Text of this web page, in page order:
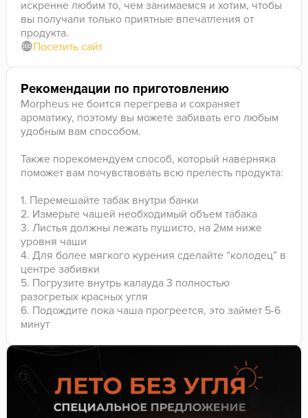
искренне любим то, чем занимаемся и хотим, чтобы
вы получали только приятные впечатления от
продукта.
Посетить сайт
Рекомендации по приготовлению
Morpheus не боится перегрева и сохраняет
ароматику, поэтому вы можете забивать его любым
удобным вам способом.
Также порекомендуем способ, который наверняка
поможет вам почувствовать всю прелесть продукта:
1. Перемешайте табак внутри банки
2. Измерьте чашей необходимый объем табака
3. Листья должны лежать пушисто, на 2мм ниже
уровня чаши
4. Для более мягкого курения сделайте “колодец” в
центре забивки
5. Погрузите внутрь калауда 3 полностью
разогретых красных угля
6. Подождите пока чаша прогреется, это займет 5-6
минут